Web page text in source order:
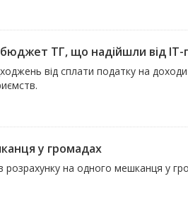
ТГ, що надійшли від ІТ-
від сплати податку на
у громадах
розрахунку на одного мешканця у